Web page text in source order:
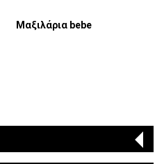
Μαξιλάρια bebe